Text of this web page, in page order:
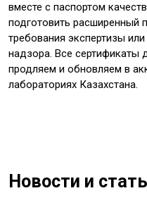
вместе с паспортом
подготовить расширенный
требования экспертизы
надзора. Все сертификаты
продляем и обновляем в
лабораториях Казахстана.
Новости и